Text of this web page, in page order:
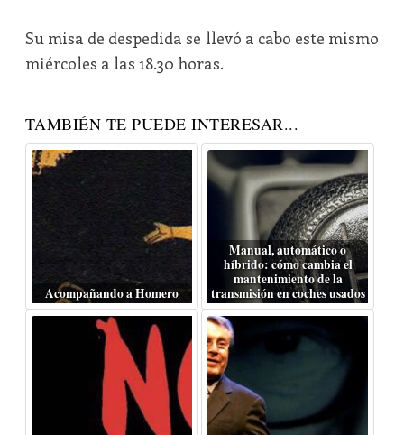
Su misa de despedida se llevó a cabo este mismo
miércoles a las 18.30 horas.
TAMBIÉN TE PUEDE INTERESAR...
Acompañando a Homero
Manual, automático o
híbrido: cómo cambia el
mantenimiento de la
transmisión en coches usados